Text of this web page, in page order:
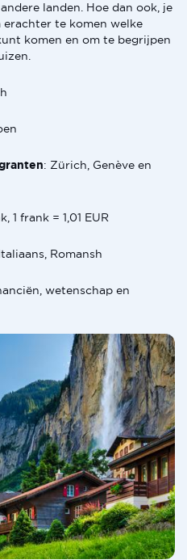
landen. Hoe dan ook, je
te komen welke
komen en om te begrijpen
: Zürich, Genève en
1 frank = 1,01 EUR
Romansh
wetenschap en